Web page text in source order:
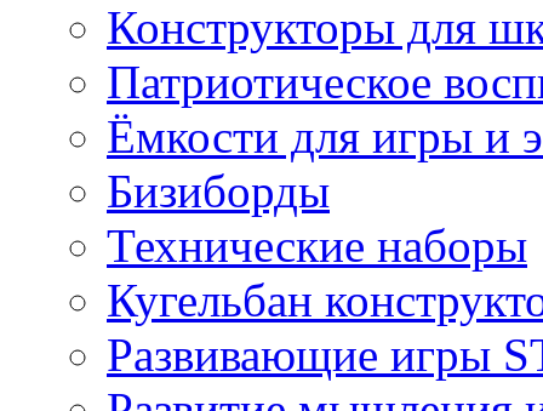
Конструкторы для
Патриотическое
Ёмкости для игры и
Бизиборды
Технические наборы
Кугельбан
Развивающие игры